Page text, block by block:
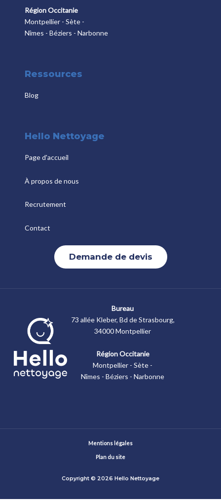
Région Occitanie
Montpellier - Sète -
Nîmes - Béziers - Narbonne
Ressources
Blog
Hello Nettoyage
Page d'accueil
À propos de nous
Recrutement
Contact
Demande de devis
Bureau
73 allée Kleber, Bd de Strasbourg,
34000 Montpellier
Région Occitanie
Montpellier - Sète -
Nîmes - Béziers - Narbonne
Mentions légales
Plan du site
Copyright © 2026 Hello Nettoyage